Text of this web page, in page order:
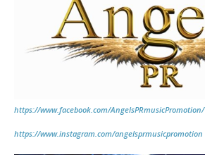
https://www.facebook.com/AngelsPRmusicPromotion/
https://www.instagram.com/angelsprmusicpromotion